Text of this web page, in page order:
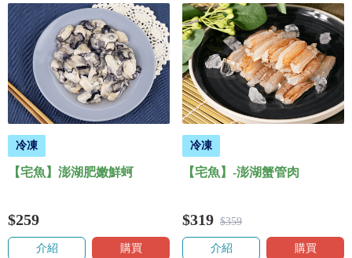
冷凍
【宅魚】澎湖肥嫩鮮蚵
$259
介紹 購買
冷凍
【宅魚】-澎湖蟹管肉
$319 $359
介紹 購買